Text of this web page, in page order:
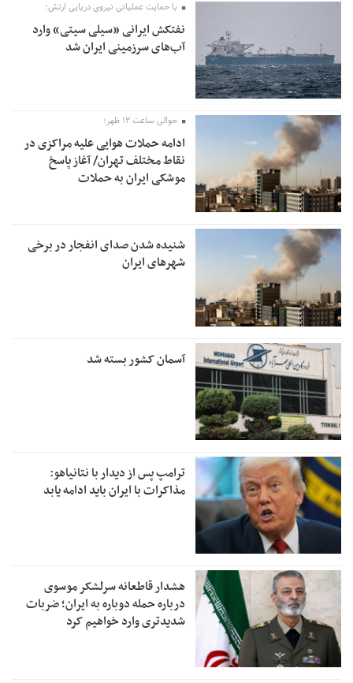
با حمایت عملیاتی نیروی دریایی ارتش؛
نفتکش ایرانی «سیلی سیتی» وارد
آب‌های سرزمینی ایران شد
حوالی ساعت ۱۲ ظهر؛
ادامه حملات هوایی علیه مراکزی در
نقاط مختلف تهران/ آغاز پاسخ
موشکی ایران به حملات
شنیده شدن صدای انفجار در برخی
شهرهای ایران
آسمان کشور بسته شد
ترامپ پس از دیدار با نتانیاهو:
مذاکرات با ایران باید ادامه یابد
هشدار قاطعانه سرلشکر موسوی
درباره حمله دوباره به ایران؛ ضربات
شدیدتری وارد خواهیم کرد